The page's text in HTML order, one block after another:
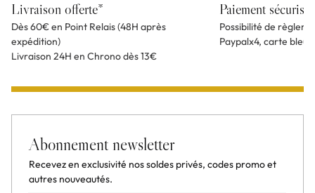
Livraison offerte*
Dès 60€ en Point Relais (48H après
expédition)
Livraison 24H en Chrono dès 13€
Paiement sécurisé
Possibilité de
Paypalx4, carte
Abonnement newsletter
Recevez en exclusivité nos soldes privés, codes promo et
autres nouveautés.